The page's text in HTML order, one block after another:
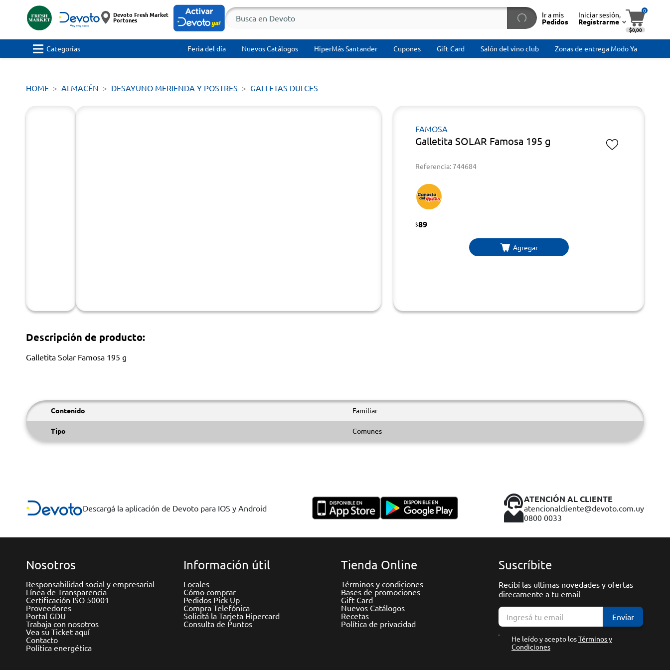
Devoto Fresh Market
Portones
Ir a mis
Pedidos
Iniciar sesión,
Registrarme
0
$0,00
Categorías Feria del día Nuevos Catálogos HiperMás Santander Cupones Gift Card Salón del vino club Zonas de entrega Modo Ya
HOME ALMACÉN DESAYUNO MERIENDA Y POSTRES GALLETAS DULCES
FAMOSA
Galletita SOLAR Famosa 195 g
Referencia: 744684
$89
Agregar
Descripción de producto:
Galletita Solar Famosa 195 g
Contenido Familiar
Tipo Comunes
Descargá la aplicación de Devoto para IOS y Android
ATENCIÓN AL CLIENTE
atencionalcliente@devoto.com.uy
0800 0033
Nosotros
Responsabilidad social y empresarial
Línea de Transparencia
Certificación ISO 50001
Proveedores
Portal GDU
Trabaja con nosotros
Vea su Ticket aquí
Contacto
Política energética
Información útil
Locales
Cómo comprar
Pedidos Pick Up
Compra Telefónica
Solicitá la Tarjeta Hipercard
Consulta de Puntos
Tienda Online
Términos y condiciones
Bases de promociones
Gift Card
Nuevos Catálogos
Recetas
Política de privacidad
Suscríbite
Recibí las ultimas novedades y ofertas
direcamente a tu email
Enviar
He leído y acepto losTérminos y
Condiciones